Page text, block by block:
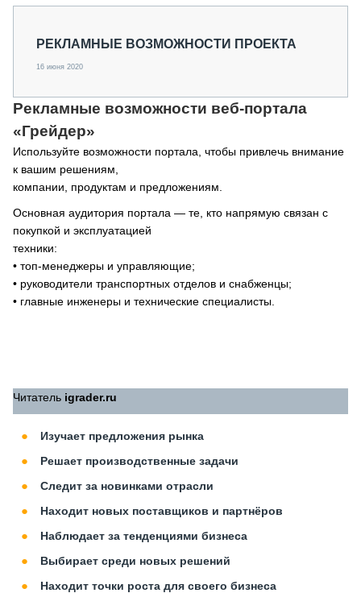
РЕКЛАМНЫЕ ВОЗМОЖНОСТИ ПРОЕКТА
16 июня 2020
Рекламные возможности веб-портала
«Грейдер»
Используйте возможности портала, чтобы привлечь внимание
к вашим решениям,
компании, продуктам и предложениям.
Основная аудитория портала — те, кто напрямую связан с
покупкой и эксплуатацией
техники:
• топ-менеджеры и управляющие;
• руководители транспортных отделов и снабженцы;
• главные инженеры и технические специалисты.
Читатель igrader.ru
Изучает предложения рынка
Решает производственные задачи
Следит за новинками отрасли
Находит новых поставщиков и партнёров
Наблюдает за тенденциями бизнеса
Выбирает среди новых решений
Находит точки роста для своего бизнеса